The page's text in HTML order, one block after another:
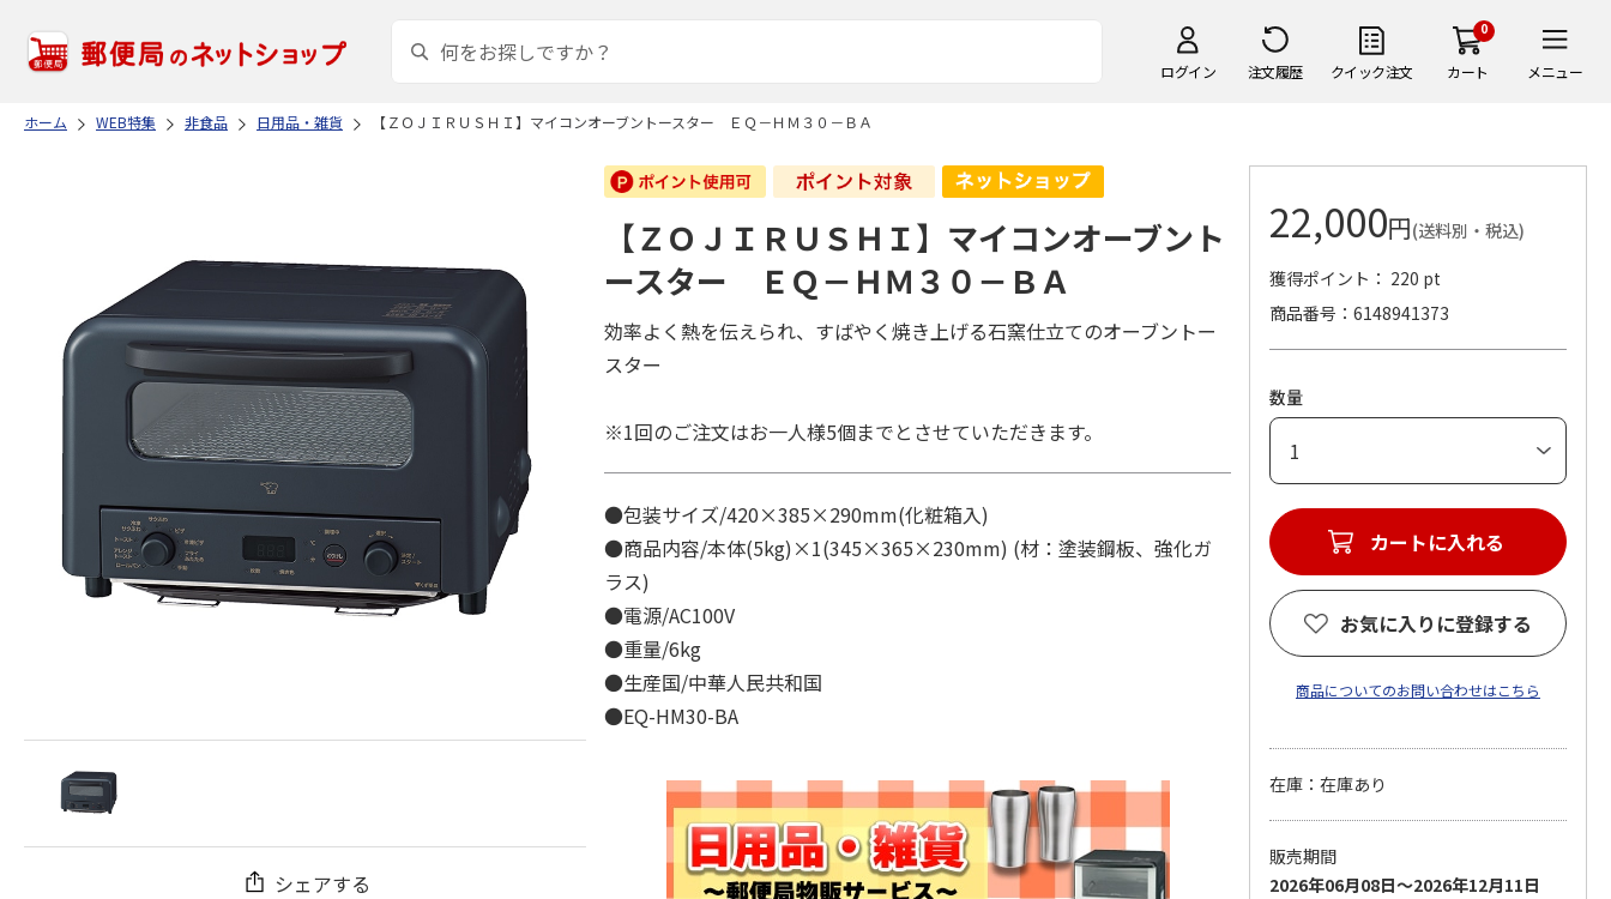
ログイン 注文履歴 クイック注文
0
カート メニュー
ホーム WEB特集 非食品 日用品・雑貨 【ＺＯＪＩＲＵＳＨＩ】マイコンオーブントースター ＥＱ－ＨＭ３０－ＢＡ
シェアする
【ＺＯＪＩＲＵＳＨＩ】マイコンオーブント
ースター ＥＱ－ＨＭ３０－ＢＡ
効率よく熱を伝えられ、すばやく焼き上げる石窯仕立てのオーブントー
スター
※1回のご注文はお一人様5個までとさせていただきます。
●包装サイズ/420×385×290mm(化粧箱入)
●商品内容/本体(5kg)×1(345×365×230mm) (材：塗装鋼板、強化ガ
ラス)
●電源/AC100V
●重量/6kg
●生産国/中華人民共和国
●EQ-HM30-BA
22,000円(送料別・税込)
獲得ポイント： 220 pt
商品番号
6148941373
数量
カートに入れる
お気に入りに登録する
商品についてのお問い合わせはこちら
在庫：在庫あり
販売期間
2026年06月08日～2026年12月11日